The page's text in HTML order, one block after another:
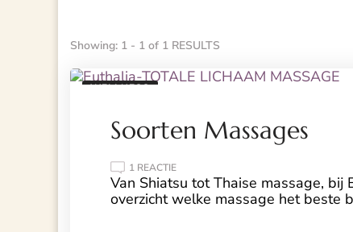
Showing: 1 - 1 of 1 RESULTS
WELLNESS
Soorten Massages
1 REACTIEOP
SOORTEN
MASSAGES
Van Shiatsu tot Thaise massage,
overzicht welke massage het beste